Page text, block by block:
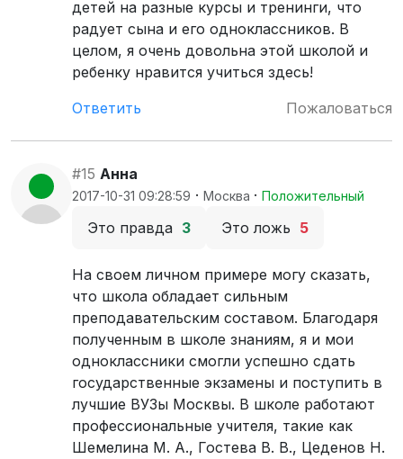
детей на разные курсы и тренинги, что
радует сына и его одноклассников. В
целом, я очень довольна этой школой и
ребенку нравится учиться здесь!
Ответить
Пожаловаться
#15 Анна
2017-10-31 09:28:59 · Москва · Положительный
Это правда 3 Это ложь 5
На своем личном примере могу сказать,
что школа обладает сильным
преподавательским составом. Благодаря
полученным в школе знаниям, я и мои
одноклассники смогли успешно сдать
государственные экзамены и поступить в
лучшие ВУЗы Москвы. В школе работают
профессиональные учителя, такие как
Шемелина М. А., Гостева В. В., Цеденов Н.